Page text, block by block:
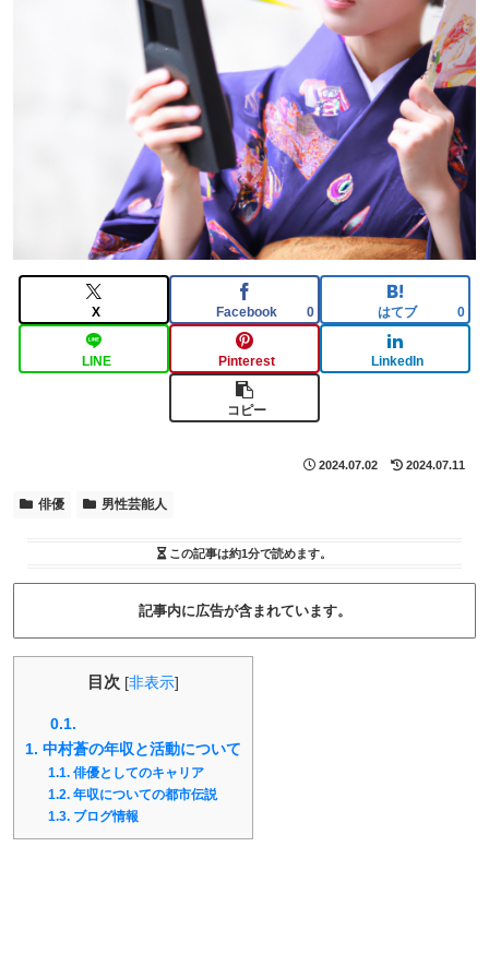
X Facebook 0 はてブ 0
LINE Pinterest LinkedIn
コピー
2024.07.02 2024.07.11
俳優 男性芸能人
この記事は約1分で読めます。
記事内に広告が含まれています。
目次 [非表示]
0.1.
1. 中村蒼の年収と活動について
1.1.俳優としてのキャリア
1.2.年収についての都市伝説
1.3.ブログ情報